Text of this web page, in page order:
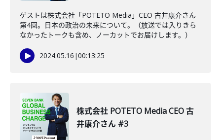
ゲストは株式会社「POTETO Media」CEO 古井康介さん
第4回。日本の政治の未来について。（放送では入りきら
なかったトークも含め、ノーカットでお届けします。）
2024.05.16 |00:13:25
株式会社 POTETO Media CEO 古
井康介さん #3